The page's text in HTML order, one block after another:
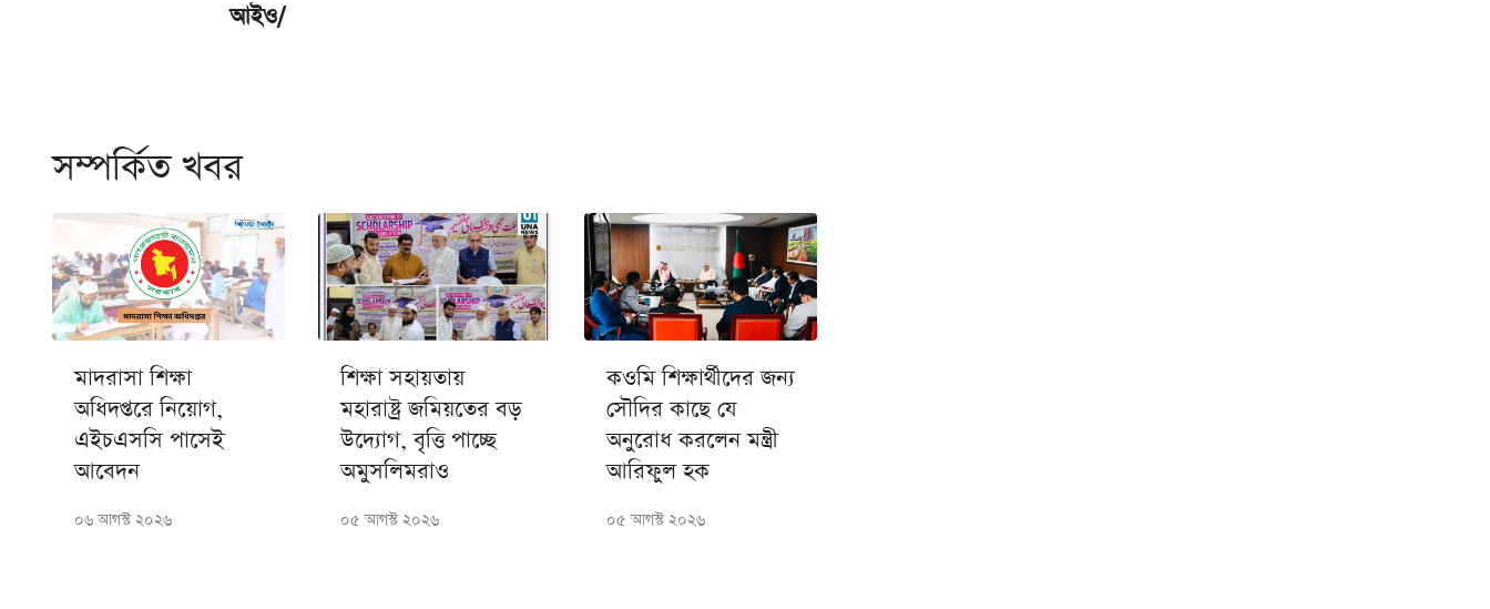
আইও/
সম্পর্কিত খবর
মাদরাসা শিক্ষা
অধিদপ্তরে নিয়োগ,
এইচএসসি পাসেই
আবেদন
০৬ আগস্ট ২০২৬
শিক্ষা সহায়তায়
মহারাষ্ট্র জমিয়তের বড়
উদ্যোগ, বৃত্তি পাচ্ছে
অমুসলিমরাও
০৫ আগস্ট ২০২৬
কওমি শিক্ষার্থীদের জন্য
সৌদির কাছে যে
অনুরোধ করলেন মন্ত্রী
আরিফুল হক
০৫ আগস্ট ২০২৬